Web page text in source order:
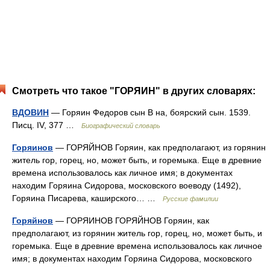
Смотреть что такое "ГОРЯИН" в других словарях:
ВДОВИН — Горяин Федоров сын В на, боярский сын. 1539.
Писц. IV, 377 …
Биографический словарь
Горяинов — ГОРЯЙНОВ Горяин, как предполагают, из горянин
житель гор, горец, но, может быть, и горемыка. Еще в древние
времена использовалось как личное имя; в документах
находим Горяина Сидорова, московского воеводу (1492),
Горяина Писарева, каширского… …
Русские фамилии
Горяйнов — ГОРЯИНОВ ГОРЯЙНОВ Горяин, как
предполагают, из горянин житель гор, горец, но, может быть, и
горемыка. Еще в древние времена использовалось как личное
имя; в документах находим Горяина Сидорова, московского